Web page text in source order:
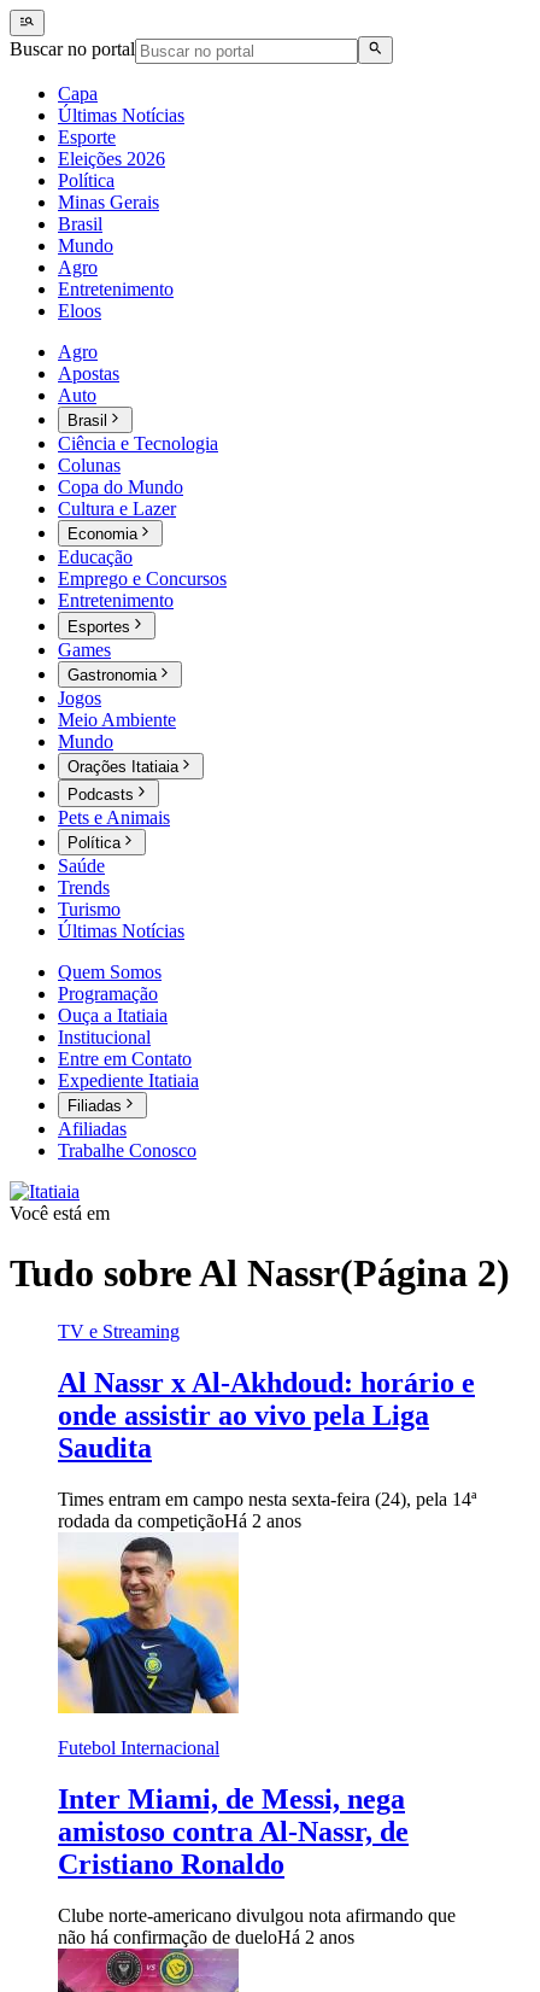
Buscar no portal
Capa
Últimas Notícias
Esporte
Eleições 2026
Política
Minas Gerais
Brasil
Mundo
Agro
Entretenimento
Eloos
Agro
Apostas
Auto
Brasil
Ciência e Tecnologia
Colunas
Copa do Mundo
Cultura e Lazer
Economia
Educação
Emprego e Concursos
Entretenimento
Esportes
Games
Gastronomia
Jogos
Meio Ambiente
Mundo
Orações Itatiaia
Podcasts
Pets e Animais
Política
Saúde
Trends
Turismo
Últimas Notícias
Quem Somos
Programação
Ouça a Itatiaia
Institucional
Entre em Contato
Expediente Itatiaia
Filiadas
Afiliadas
Trabalhe Conosco
Você está em
Tudo sobreAl Nassr(Página 2)
TV e Streaming
Al Nassr x Al-Akhdoud: horário e
onde assistir ao vivo pela Liga
Saudita
Times entram em campo nesta sexta-feira (24), pela 14ª
rodada da competiçãoHá 2 anos
Futebol Internacional
Inter Miami, de Messi, nega
amistoso contra Al-Nassr, de
Cristiano Ronaldo
Clube norte-americano divulgou nota afirmando que
não há confirmação de dueloHá 2 anos